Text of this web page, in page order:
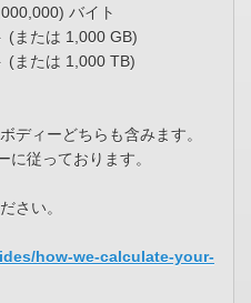
バイト
(または 1,000 GB)
(または 1,000 TB)
ディーどちらも含みます。
に従っております。
さい。
how-we-calculate-your-